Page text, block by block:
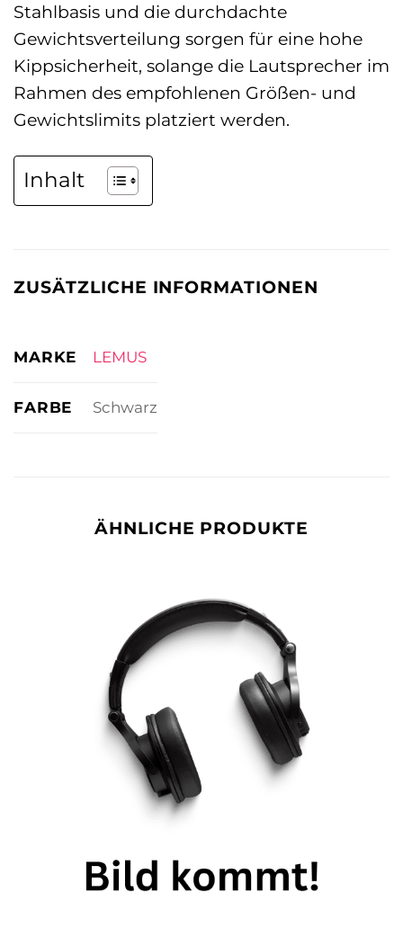
Stahlbasis und die durchdachte
Gewichtsverteilung sorgen für eine hohe
Kippsicherheit, solange die Lautsprecher im
Rahmen des empfohlenen Größen- und
Gewichtslimits platziert werden.
Inhalt
ZUSÄTZLICHE INFORMATIONEN
MARKE LEMUS
FARBE Schwarz
ÄHNLICHE PRODUKTE